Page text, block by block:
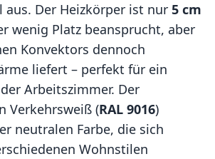
aus. Der Heizkörper ist nur 5 cm
wenig Platz beansprucht, aber
Konvektors dennoch
liefert – perfekt für ein
Arbeitszimmer. Der
Verkehrsweiß (RAL 9016)
neutralen Farbe, die sich
Wohnstilen